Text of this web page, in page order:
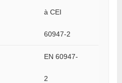
à CEI
60947-2
EN 60947-
2